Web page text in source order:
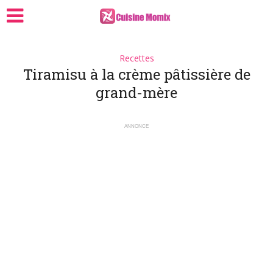
Recettes
Tiramisu à la crème pâtissière de
grand-mère
ANNONCE